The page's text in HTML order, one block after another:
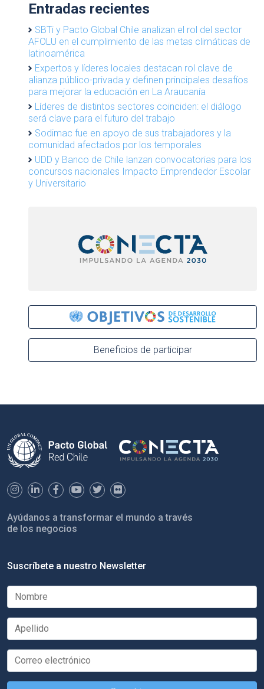
Entradas recientes
SBTi y Pacto Global Chile analizan el rol del sector
AFOLU en el cumplimiento de las metas climáticas de
latinoamérica
Expertos y líderes locales destacan rol clave de
alianza público-privada y definen principales desafíos
para mejorar la educación en La Araucanía
Líderes de distintos sectores coinciden: el diálogo
será clave para el futuro del trabajo
Sodimac fue en apoyo de sus trabajadores y la
comunidad afectados por los temporales
UDD y Banco de Chile lanzan convocatorias para los
concursos nacionales Impacto Emprendedor Escolar
y Universitario
Beneficios de participar
Ayúdanos a transformar el mundo a través
de los negocios
Suscríbete a nuestro Newsletter